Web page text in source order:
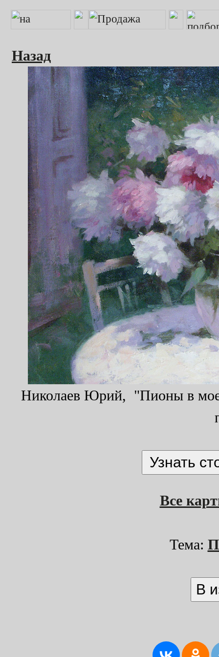
Назад
Николаев Юрий, "Пионы в
Все
Тема: